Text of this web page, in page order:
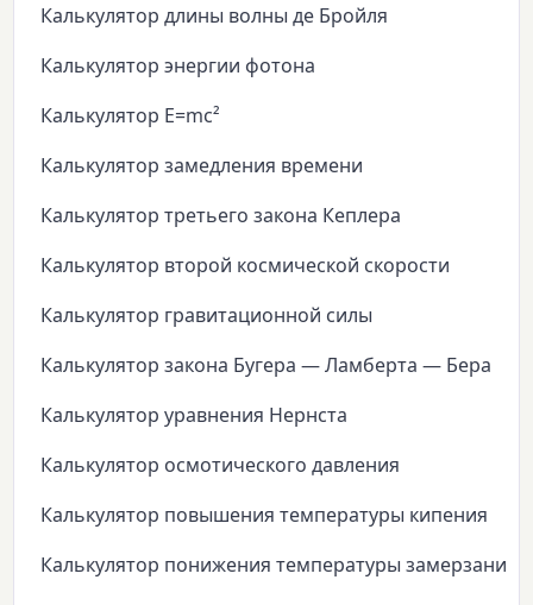
Калькулятор длины волны де Бройля
Калькулятор энергии фотона
Калькулятор E=mc²
Калькулятор замедления времени
Калькулятор третьего закона Кеплера
Калькулятор второй космической скорости
Калькулятор гравитационной силы
Калькулятор закона Бугера — Ламберта — Бера
Калькулятор уравнения Нернста
Калькулятор осмотического давления
Калькулятор повышения температуры кипения
Калькулятор понижения температуры замерзания